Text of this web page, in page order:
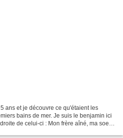
ans et je découvre ce qu'étaient les
bains de mer. Je suis le benjamin ici
de celui-ci : Mon frère aîné, ma soeur